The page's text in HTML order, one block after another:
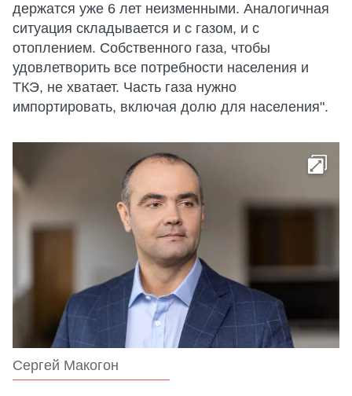
держатся уже 6 лет неизменными. Аналогичная
ситуация складывается и с газом, и с
отоплением. Собственного газа, чтобы
удовлетворить все потребности населения и
ТКЭ, не хватает. Часть газа нужно
импортировать, включая долю для населения".
Сергей Макогон